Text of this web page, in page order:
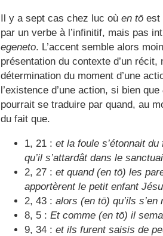
Il y a sept cas chez luc où en tō est
par un verbe à l’infinitif, mais pas
egeneto. L’accent semble alors
présentation du contexte d’un récit,
détermination du moment d’une
l’existence d’une action, si bien que
pourrait se traduire par quand, au
du fait que.
1, 21 : et la foule s’étonnait
qu’il s’attardât dans le
2, 27 : et quand (en tō) les
apportèrent le petit enfant
2, 43 : alors (en tō) qu’ils s’en
8, 5 : Et comme (en tō) il
9, 34 : et ils furent saisis de